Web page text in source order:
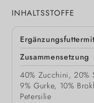
INHALTSSTOFFE
Zusammensetzung
40% Zucchini, 20%
9% Gurke, 10%
Petersilie